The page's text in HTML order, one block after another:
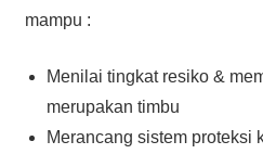
mampu :
Menilai tingkat resiko &
merupakan timbu
Merancang sistem proteksi